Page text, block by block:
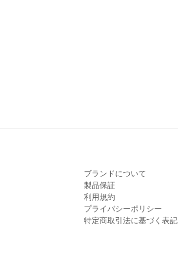
ブランドについて
製品保証
利用規約
プライバシーポリシー
特定商取引法に基づく表記